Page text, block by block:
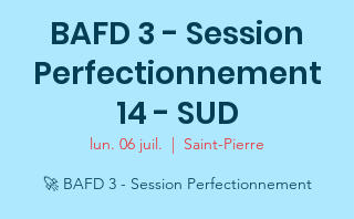
BAFD 3 - Session
Perfectionnement
14 - SUD
lun. 06 juil.
  |
Saint-Pierre
🚀 BAFD 3 - Session Perfectionnement